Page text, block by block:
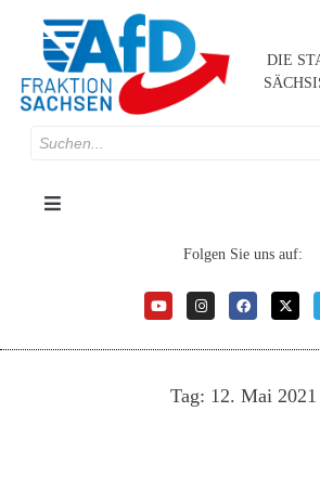
DIE
Folgen Sie uns auf:
Tag: 12. Mai 2021